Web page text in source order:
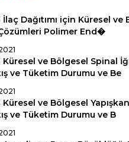
Dağıtımı için Küresel ve
Çözümleri Polimer End�
ve Bölgesel Spinal
ve Tüketim Durumu ve Be
ve Bölgesel
ve Tüketim Durumu ve B